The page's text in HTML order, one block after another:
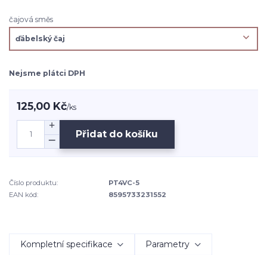
čajová směs
Nejsme plátci DPH
125,00 Kč/ks
Přidat do košíku
Číslo produktu:
PT4VC-5
EAN kód:
8595733231552
Kompletní specifikace Parametry